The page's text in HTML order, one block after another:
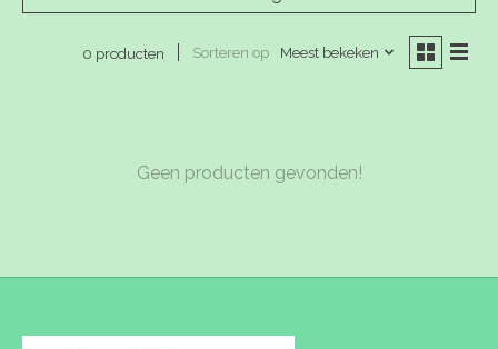
0 producten Sorteren op Meest bekeken
Geen producten gevonden!